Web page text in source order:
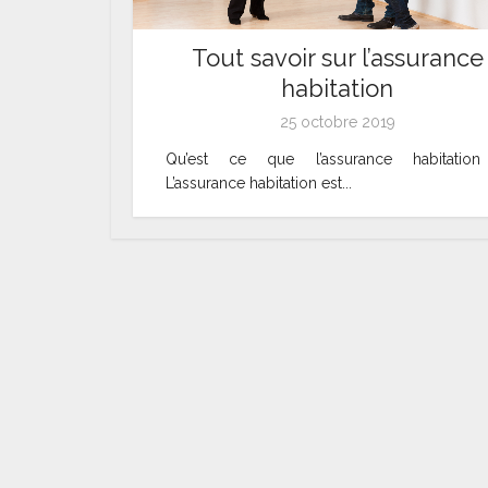
Tout savoir sur l’assurance
habitation
25 octobre 2019
Qu’est ce que l’assurance
L’assurance habitation est...